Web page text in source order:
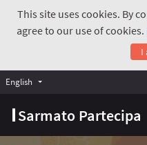
This site uses cookies. By
agree to our use of cookies.
I
Sarmato Partecipa
English Choose language